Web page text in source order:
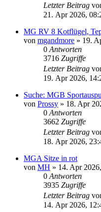
Letzter Beitrag
21. Apr 2026,
MG RV 8 Kotflügel,
von mgandmore » 19.
0 Antworten
3716 Zugriffe
Letzter Beitrag
19. Apr 2026,
Suche: MGB
von Prossy » 18. Apr
0 Antworten
3662 Zugriffe
Letzter Beitrag
18. Apr 2026,
MGA Sitze in rot
von MH » 14. Apr
0 Antworten
3935 Zugriffe
Letzter Beitrag
14. Apr 2026,